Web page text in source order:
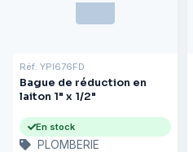
Réf: YPI676FD
Bague de réduction en
laiton 1" x 1/2"
En stock
PLOMBERIE